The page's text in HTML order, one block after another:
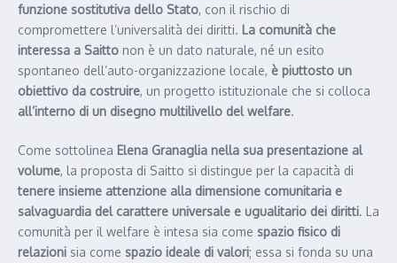
funzione sostitutiva dello Stato, con il rischio di
compromettere l’universalità dei diritti. La comunità che
interessa a Saitto non è un dato naturale, né un esito
spontaneo dell’auto-organizzazione locale, è piuttosto un
obiettivo da costruire, un progetto istituzionale che si colloca
all’interno di un disegno multilivello del welfare.
Come sottolinea Elena Granaglia nella sua presentazione al
volume, la proposta di Saitto si distingue per la capacità di
tenere insieme attenzione alla dimensione comunitaria e
salvaguardia del carattere universale e ugualitario dei diritti. La
comunità per il welfare è intesa sia come spazio fisico di
relazioni sia come spazio ideale di valori; essa si fonda su una